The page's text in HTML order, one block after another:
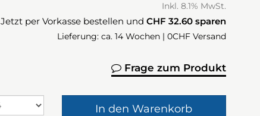
Inkl. 8.1% MwSt.
Jetzt per Vorkasse bestellen und CHF 32.60 sparen
Lieferung: ca. 14 Wochen | 0CHF Versand
Frage zum Produkt
In den Warenkorb